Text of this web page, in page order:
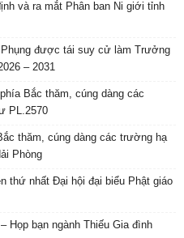
và ra mắt Phân ban Ni giới tỉnh
được tái suy cử làm Trưởng
– 2031
Bắc thăm, cúng dàng các
PL.2570
thăm, cúng dàng các trường hạ
Phòng
thứ nhất Đại hội đại biểu Phật giáo
Họp bạn ngành Thiếu Gia đình